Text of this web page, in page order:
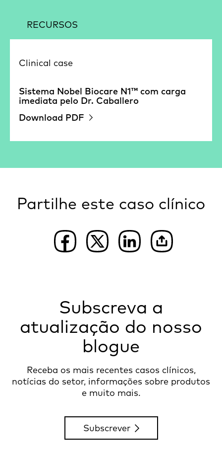
RECURSOS
Clinical case
Sistema Nobel Biocare N1™ com carga
imediata pelo Dr. Caballero
Download PDF
Partilhe este caso clínico
Subscreva a
atualização do nosso
blogue
Receba os mais recentes casos clínicos,
notícias do setor, informações sobre produtos
e muito mais.
Subscrever